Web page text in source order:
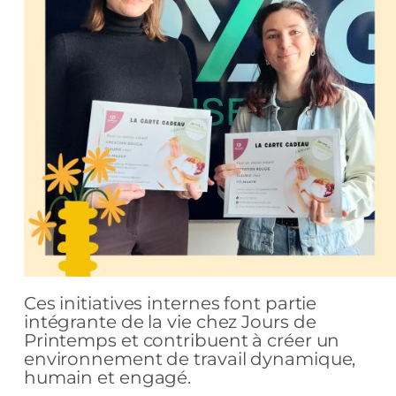
Ces initiatives internes font partie
intégrante de la vie chez Jours de
Printemps et contribuent à créer un
environnement de travail dynamique,
humain et engagé.